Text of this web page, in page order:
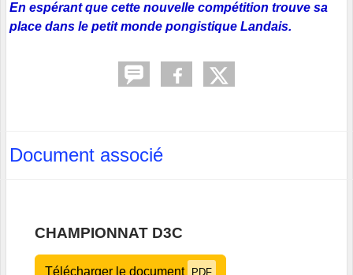
En espérant que cette nouvelle compétition trouve sa
place dans le petit monde pongistique Landais.
Document associé
CHAMPIONNAT D3C
Télécharger le document PDF